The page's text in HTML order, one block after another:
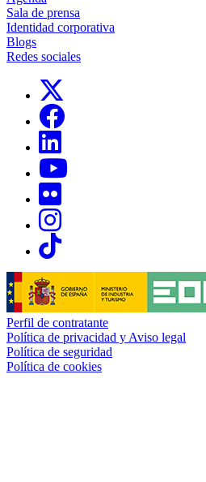
Sala de prensa
Identidad corporativa
Blogs
Redes sociales
Links, Opens in this window
Links, Opens in this window
Links, Opens in this window
Links, Opens in this window
Links, Opens in this window
Perfil de contratante
Política de privacidad y Aviso legal
Política de seguridad
Política de cookies